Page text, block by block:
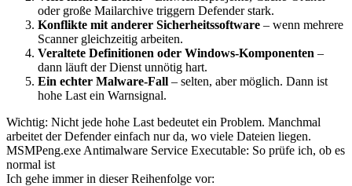
oder große Mailarchive triggern Defender stark.
Konflikte mit anderer Sicherheitssoftware – wenn mehrere
Scanner gleichzeitig arbeiten.
Veraltete Definitionen oder Windows-Komponenten –
dann läuft der Dienst unnötig hart.
Ein echter Malware-Fall – selten, aber möglich. Dann ist
hohe Last ein Warnsignal.
Wichtig: Nicht jede hohe Last bedeutet ein Problem. Manchmal
arbeitet der Defender einfach nur da, wo viele Dateien liegen.
MSMPeng.exe Antimalware Service Executable: So prüfe ich, ob es
normal ist
Ich gehe immer in dieser Reihenfolge vor: